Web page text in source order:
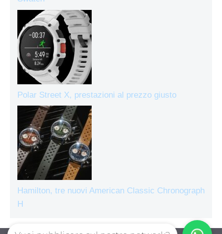
Polar Street X, prestazioni al prezzo giusto
Hamilton, tre nuovi American Classic Chronograph
H